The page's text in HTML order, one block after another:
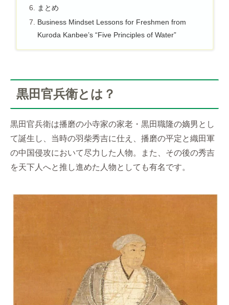
まとめ
Business Mindset Lessons for Freshmen from
Kuroda Kanbee’s “Five Principles of Water”
黒田官兵衛とは？
黒田官兵衛は播磨の小寺家の家老・黒田職隆の嫡男とし
て誕生し、当時の羽柴秀吉に仕え、播磨の平定と織田軍
の中国侵攻において尽力した人物。また、その後の秀吉
を天下人へと推し進めた人物としても有名です。